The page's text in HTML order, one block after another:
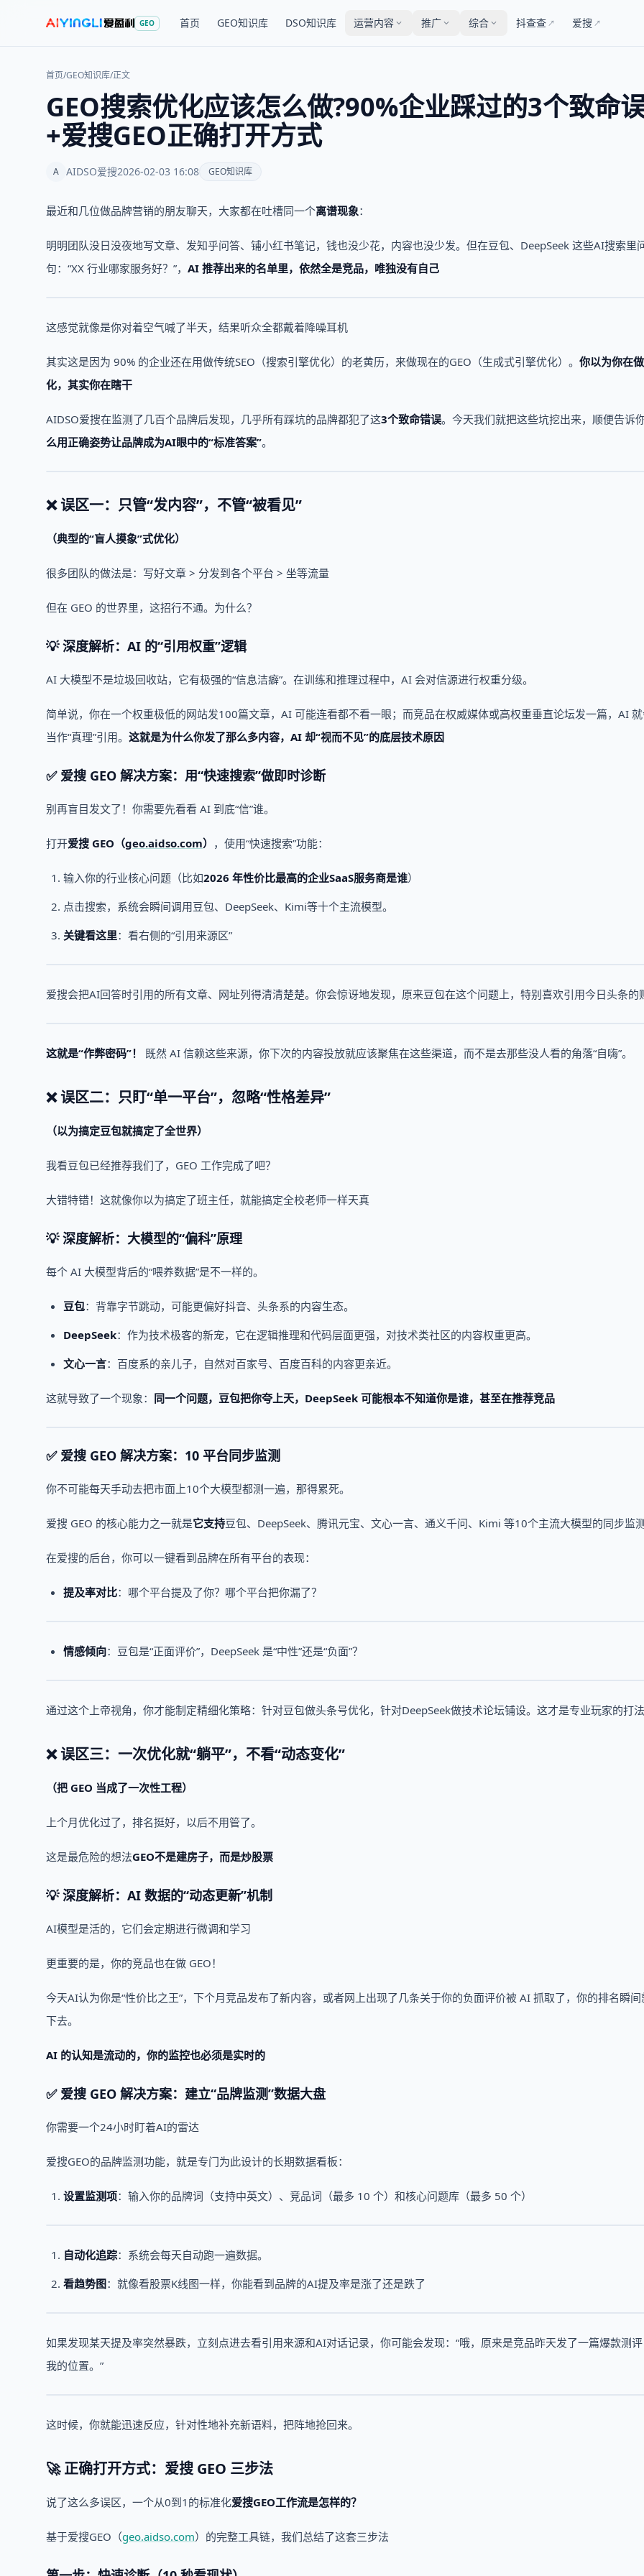
GEO 首页 GEO知识库 DSO知识库 运营内容 推广 综合 抖查查 ↗ 爱搜 ↗
首页/GEO知识库/正文
GEO搜索优化应该怎么做?90%企业踩过的3个致命
+爱搜GEO正确打开方式
A AIDSO爱搜2026-02-03 16:08 GEO知识库
最近和几位做品牌营销的朋友聊天，大家都在吐槽同一个离谱现象：
明明团队没日没夜地写文章、发知乎问答、铺小红书笔记，钱也没少花，内容也没少发。但在豆包、DeepSeek 这些AI搜索里
句：“XX 行业哪家服务好？”， AI 推荐出来的名单里，依然全是竞品，唯独没有自己
这感觉就像是你对着空气喊了半天，结果听众全都戴着降噪耳机
其实这是因为 90% 的企业还在用做传统SEO（搜索引擎优化）的老黄历，来做现在的GEO（生成式引擎优化）。 你以为你在
化，其实你在瞎干
AIDSO爱搜在监测了几百个品牌后发现，几乎所有踩坑的品牌都犯了这3个致命错误。今天我们就把这些坑挖出来，顺便告诉
么用正确姿势让品牌成为AI眼中的“标准答案”。
❌ 误区一：只管“发内容”，不管“被看见”
（典型的“盲人摸象”式优化）
很多团队的做法是：写好文章 > 分发到各个平台 > 坐等流量
但在 GEO 的世界里，这招行不通。为什么？
💡 深度解析：AI 的“引用权重”逻辑
AI 大模型不是垃圾回收站，它有极强的“信息洁癖”。在训练和推理过程中，AI 会对信源进行权重分级。
简单说，你在一个权重极低的网站发100篇文章，AI 可能连看都不看一眼；而竞品在权威媒体或高权重垂直论坛发一篇，AI
当作“真理”引用。 这就是为什么你发了那么多内容，AI 却“视而不见”的底层技术原因
✅ 爱搜 GEO 解决方案：用“快速搜索”做即时诊断
别再盲目发文了！你需要先看看 AI 到底“信”谁。
打开爱搜 GEO（geo.aidso.com） ，使用“快速搜索”功能：
输入你的行业核心问题（比如2026 年性价比最高的企业SaaS服务商是谁）
点击搜索，系统会瞬间调用豆包、DeepSeek、Kimi等十个主流模型。
关键看这里：看右侧的“引用来源区”
爱搜会把AI回答时引用的所有文章、网址列得清清楚楚。你会惊讶地发现，原来豆包在这个问题上，特别喜欢引用今日头条的
这就是“作弊密码”！ 既然 AI 信赖这些来源，你下次的内容投放就应该聚焦在这些渠道，而不是去那些没人看的角落“自嗨”。
❌ 误区二：只盯“单一平台”，忽略“性格差异”
（以为搞定豆包就搞定了全世界）
我看豆包已经推荐我们了，GEO 工作完成了吧？
大错特错！这就像你以为搞定了班主任，就能搞定全校老师一样天真
💡 深度解析：大模型的“偏科”原理
每个 AI 大模型背后的“喂养数据”是不一样的。
豆包：背靠字节跳动，可能更偏好抖音、头条系的内容生态。
DeepSeek：作为技术极客的新宠，它在逻辑推理和代码层面更强，对技术类社区的内容权重更高。
文心一言：百度系的亲儿子，自然对百家号、百度百科的内容更亲近。
这就导致了一个现象： 同一个问题，豆包把你夸上天，DeepSeek 可能根本不知道你是谁，甚至在推荐竞品
✅ 爱搜 GEO 解决方案：10 平台同步监测
你不可能每天手动去把市面上10个大模型都测一遍，那得累死。
爱搜 GEO 的核心能力之一就是它支持豆包、DeepSeek、腾讯元宝、文心一言、通义千问、Kimi 等10个主流大模型的同步监
在爱搜的后台，你可以一键看到品牌在所有平台的表现：
提及率对比：哪个平台提及了你？哪个平台把你漏了？
情感倾向：豆包是“正面评价”，DeepSeek 是“中性”还是“负面”？
通过这个上帝视角，你才能制定精细化策略：针对豆包做头条号优化，针对DeepSeek做技术论坛铺设。这才是专业玩家的打
❌ 误区三：一次优化就“躺平”，不看“动态变化”
（把 GEO 当成了一次性工程）
上个月优化过了，排名挺好，以后不用管了。
这是最危险的想法GEO不是建房子，而是炒股票
💡 深度解析：AI 数据的“动态更新”机制
AI模型是活的，它们会定期进行微调和学习
更重要的是，你的竞品也在做 GEO！
今天AI认为你是“性价比之王”，下个月竞品发布了新内容，或者网上出现了几条关于你的负面评价被 AI 抓取了，你的排名瞬
下去。
AI 的认知是流动的，你的监控也必须是实时的
✅ 爱搜 GEO 解决方案：建立“品牌监测”数据大盘
你需要一个24小时盯着AI的雷达
爱搜GEO的品牌监测功能，就是专门为此设计的长期数据看板：
设置监测项：输入你的品牌词（支持中英文）、竞品词（最多 10 个）和核心问题库（最多 50 个）
自动化追踪：系统会每天自动跑一遍数据。
看趋势图：就像看股票K线图一样，你能看到品牌的AI提及率是涨了还是跌了
如果发现某天提及率突然暴跌，立刻点进去看引用来源和AI对话记录，你可能会发现：“哦，原来是竞品昨天发了一篇爆款测
我的位置。”
这时候，你就能迅速反应，针对性地补充新语料，把阵地抢回来。
🚀 正确打开方式：爱搜 GEO 三步法
说了这么多误区，一个从0到1的标准化爱搜GEO工作流是怎样的？
基于爱搜GEO（geo.aidso.com）的完整工具链，我们总结了这套三步法